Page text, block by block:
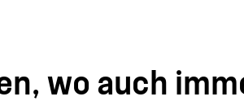
wo auch